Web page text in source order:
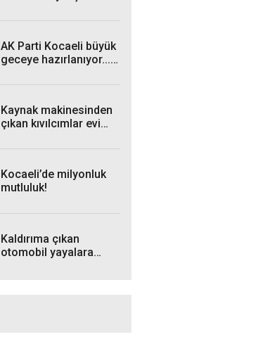
AK Parti Kocaeli büyük
geceye hazırlanıyor...
Kaynak makinesinden
çıkan kıvılcımlar evi
Kocaeli’de milyonluk
mutluluk!
Kaldırıma çıkan
otomobil yayalara